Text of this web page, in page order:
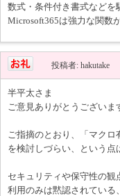
数式・条件付き書式などを
Microsoft365は強力な関数
投稿者: hakutake
半平太さま
ご意見ありがとうございま
ご指摘のとおり、「マク
を検討しづらい、という点
セキュリティや保守性の
利用のみは黙認されている